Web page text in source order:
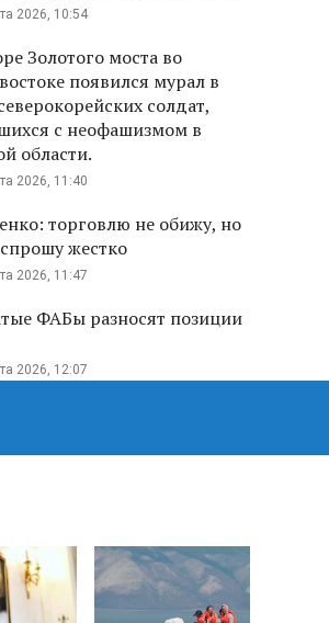
2026, 10:54
Золотого моста во
появился мурал в
солдат,
с неофашизмом в
области.
2026, 11:40
торговлю не обижу, но
спрошу жестко
2026, 11:47
ФАБы разносят позиции
2026, 12:07